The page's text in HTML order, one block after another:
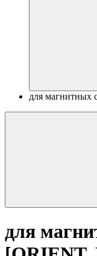
для магнитных
для